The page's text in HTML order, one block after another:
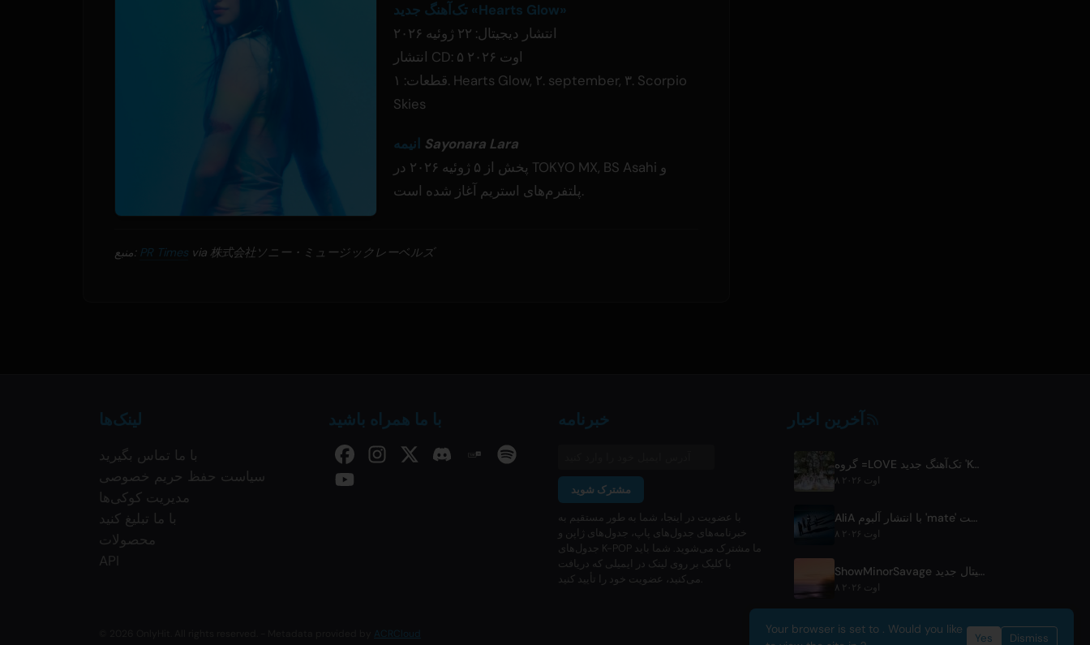
تک‌آهنگ جدید «Hearts Glow»
انتشار دیجیتال: ۲۲ ژوئیه ۲۰۲۶
انتشار CD: ۵ اوت ۲۰۲۶
قطعات: ۱. Hearts Glow, ۲. september, ۳. Scorpio
Skies
Sayonara Lara
پخش از ۵ ژوئیه ۲۰۲۶ در TOKYO MX, BS Asahi و
پلتفرم‌های استریم آغاز شده است.
منبع: PR Times via 株式会社ソニー・ミュージックレーベルズ
لینک‌ها
با ما تماس بگیرید
سیاست حفظ حریم خصوصی
مدیریت کوکی‌ها
با ما تبلیغ کنید
محصولات
API
با ما همراه باشید خبرنامه
مشترک شوید
با عضویت در اینجا، شما به طور مستقیم به
خبرنامه‌های جدول‌های پاپ، جدول‌های ژاپن و
جدول‌های K-POP ما مشترک می‌شوید. شما باید
با کلیک بر روی لینک در ایمیلی که دریافت
می‌کنید، عضویت خود را تأیید کنید.
آخرین اخبار
گروه =LOVE تک‌آهنگ جدید 'Koi, Hajimemashita.' و کنسرت‌های توکیو دوم را اعلام کرد
۸ اوت ۲۰۲۶
AliA با انتشار آلبوم 'mate' پس از توقف فعالیت و اعلام کنسرت زنده توکیو بازگشت
۸ اوت ۲۰۲۶
ShowMinorSavage اعلام کرد: انتشار تک‌آهنگ دیجیتال جدید 'Gradation'
۸ اوت ۲۰۲۶
ACRCloud
Your browser is set to . Would you like
Yes Dismiss